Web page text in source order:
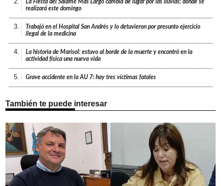
La Fiesta del Salame Más Largo cambia de lugar por las lluvias: dónde se
realizará este domingo
3.
Trabajó en el Hospital San Andrés y lo detuvieron por presunto ejercicio
ilegal de la medicina
4.
La historia de Marisol: estuvo al borde de la muerte y encontró en la
actividad física una nueva vida
5. Grave accidente en la AU 7: hay tres víctimas fatales
También te puede interesar